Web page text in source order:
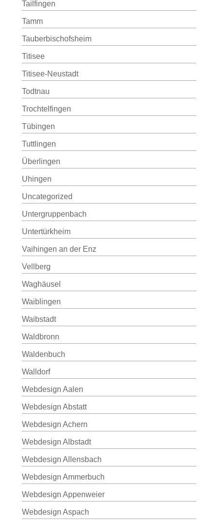
Tailfingen
Tamm
Tauberbischofsheim
Titisee
Titisee-Neustadt
Todtnau
Trochtelfingen
Tübingen
Tuttlingen
Überlingen
Uhingen
Uncategorized
Untergruppenbach
Untertürkheim
Vaihingen an der Enz
Vellberg
Waghäusel
Waiblingen
Waibstadt
Waldbronn
Waldenbuch
Walldorf
Webdesign Aalen
Webdesign Abstatt
Webdesign Achern
Webdesign Albstadt
Webdesign Allensbach
Webdesign Ammerbuch
Webdesign Appenweier
Webdesign Aspach